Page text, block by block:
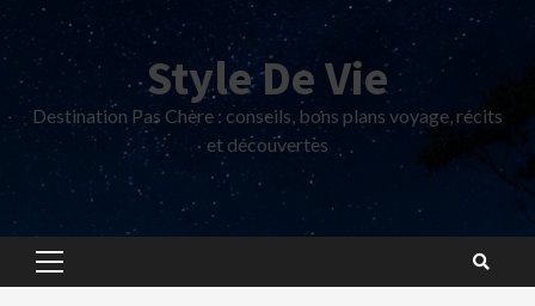
to
Style De Vie
Destination Pas Chère : conseils, bons plans voyage, récits
et découvertes
Primary